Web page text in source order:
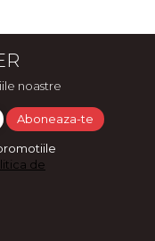
noastre
de